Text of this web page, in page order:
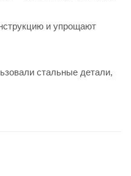
и упрощают
стальные детали,